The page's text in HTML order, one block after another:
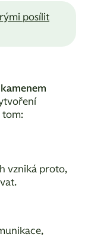
posílit
tom:
vzniká proto,